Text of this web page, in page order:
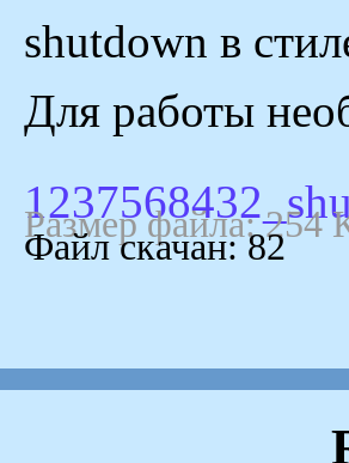
shutdown в
Для работы
Размер файла: 254
Файл скачан: 82